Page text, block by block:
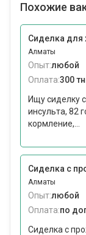
Похожие
Сиделка для
Алматы
Опыт:любой
Оплата:300
Ищу сиделку
инсульта, 82
кормление,...
Сиделка с
Алматы
Опыт:любой
Оплата:по
Сиделка с